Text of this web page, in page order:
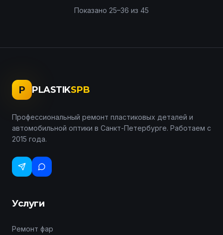
Показано 25–36 из 45
P PLASTIKSPB
Профессиональный ремонт пластиковых деталей и
автомобильной оптики в Санкт-Петербурге. Работаем с
2015 года.
Услуги
Ремонт фар